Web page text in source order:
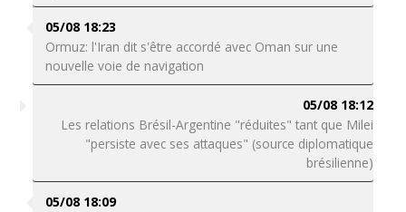
05/08 18:23
Ormuz: l'Iran dit s'être accordé avec Oman sur une
nouvelle voie de navigation
05/08 18:12
Les relations Brésil-Argentine "réduites" tant que Milei
"persiste avec ses attaques" (source diplomatique
brésilienne)
05/08 18:09